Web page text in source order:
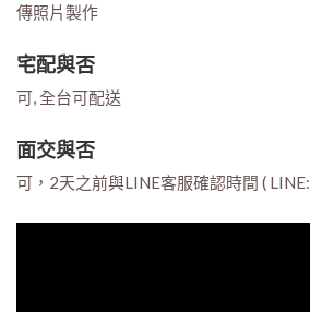
傳照片製作
宅配與否
可, 全台可配送
面交與否
可，2天之前與LINE客服確認時間 ( LINE: